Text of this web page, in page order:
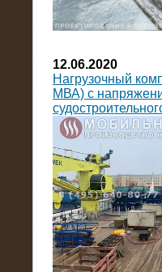
12.06.2020
Нагрузочный
МВА) с